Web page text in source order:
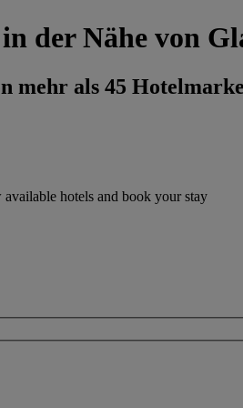
der Nähe von
mehr als 45
hotels and book your stay